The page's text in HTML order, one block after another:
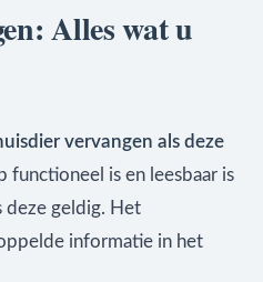
Alles wat u
vervangen als deze
functioneel is en leesbaar is
deze geldig. Het
informatie in het